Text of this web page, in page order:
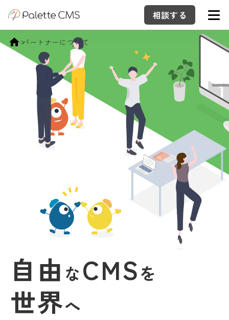
相談する
パートナーについて
自由 なCMSを
世界へ